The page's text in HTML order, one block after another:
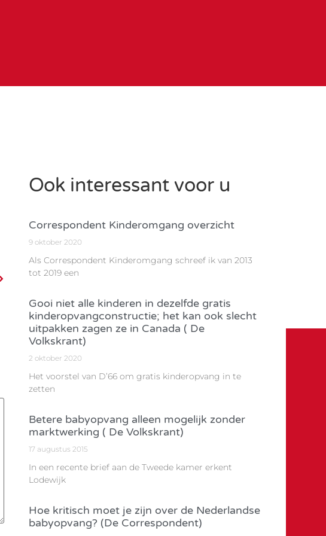
Ook interessant voor u
Correspondent Kinderomgang overzicht
9 oktober 2020
Als Correspondent Kinderomgang schreef ik van 2013
tot 2019 een
Gooi niet alle kinderen in dezelfde gratis
kinderopvangconstructie; het kan ook slecht
uitpakken zagen ze in Canada ( De
Volkskrant)
2 oktober 2020
Het voorstel van D’66 om gratis kinderopvang in te
zetten
Betere babyopvang alleen mogelijk zonder
marktwerking ( De Volkskrant)
17 augustus 2015
In een recente brief aan de Tweede kamer erkent
Lodewijk
Hoe kritisch moet je zijn over de Nederlandse
babyopvang? (De Correspondent)